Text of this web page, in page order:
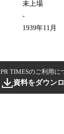
未上場
-
1939年11月
PR TIMESのご利用に
資料をダウン